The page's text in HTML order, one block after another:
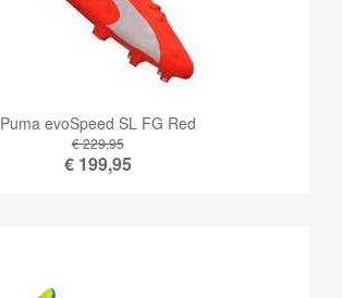
Puma evoSpeed ​​SL FG Red
€ 229,95
€ 199,95